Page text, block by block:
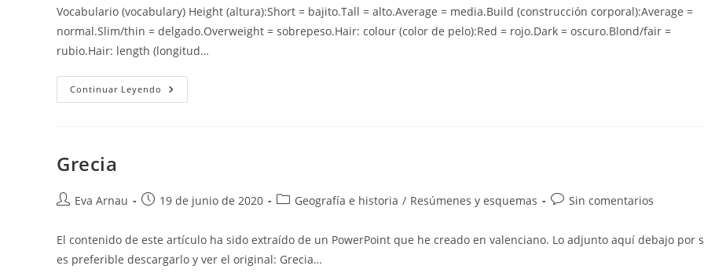
la
entrada:
la
entrada:
entrada:
entrada:
Vocabulario (vocabulary) Height (altura):Short = bajito.Tall = alto.Average = media.Build (construcción corporal):Average =
normal.Slim/thin = delgado.Overweight = sobrepeso.Hair: colour (color de pelo):Red = rojo.Dark = oscuro.Blond/fair =
rubio.Hair: length (longitud…
Continuar Leyendo Partes
Del
Cortas,
Preguntas
Y
No,
Preguntas
Grecia
Autor
la
entrada:
Eva Arnau
Publicación
entrada:
19 de junio de 2020
Categoría
la
entrada:
Geografía e historia / Resúmenes y esquemas
Comentarios
la
entrada:
Sin comentarios
El contenido de este artículo ha sido extraído de un PowerPoint que he creado en valenciano. Lo adjunto aquí debajo por
es preferible descargarlo y ver el original: Grecia…